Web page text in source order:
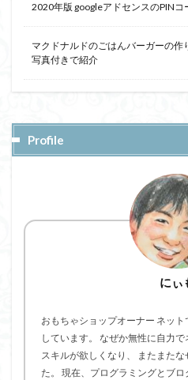
2020年版 googleアドセンスのPIN
マクドナルドのごはんバーガーの
写真付きで紹介
Profile
にぃ
おもちゃショップオーナー ネッ
しています。 なぜか無性に自力
スキルが欲しくなり、 またまた
た。 現在、プログラミングとブ